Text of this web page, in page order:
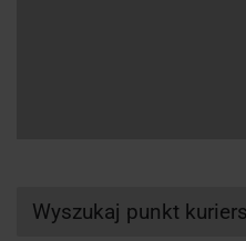
Wyszukaj punkt